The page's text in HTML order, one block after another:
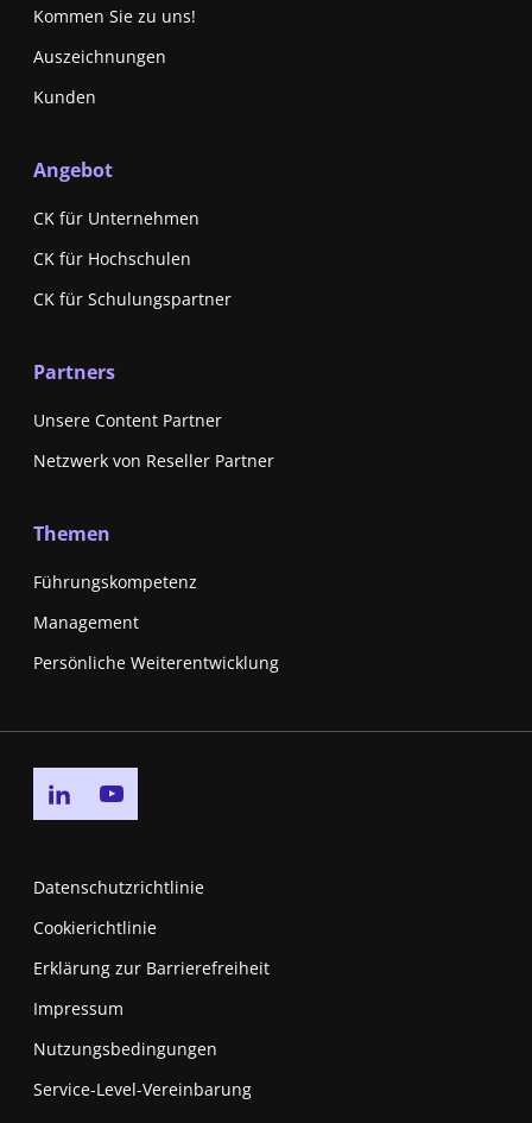
Kommen Sie zu uns!
Auszeichnungen
Kunden
Angebot
CK für Unternehmen
CK für Hochschulen
CK für Schulungspartner
Partners
Unsere Content Partner
Netzwerk von Reseller Partner
Themen
Führungskompetenz
Management
Persönliche Weiterentwicklung
Go to linkedin page
Datenschutzrichtlinie
Cookierichtlinie
Erklärung zur Barrierefreiheit
Impressum
Nutzungsbedingungen
New window
Service-Level-Vereinbarung